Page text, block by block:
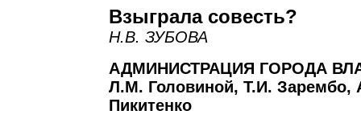
Взыграла совесть?
Н.В. ЗУБОВА
АДМИНИСТРАЦИЯ ГОРОДА
Л.М. Головиной, Т.И. Зарембо,
Пикитенко